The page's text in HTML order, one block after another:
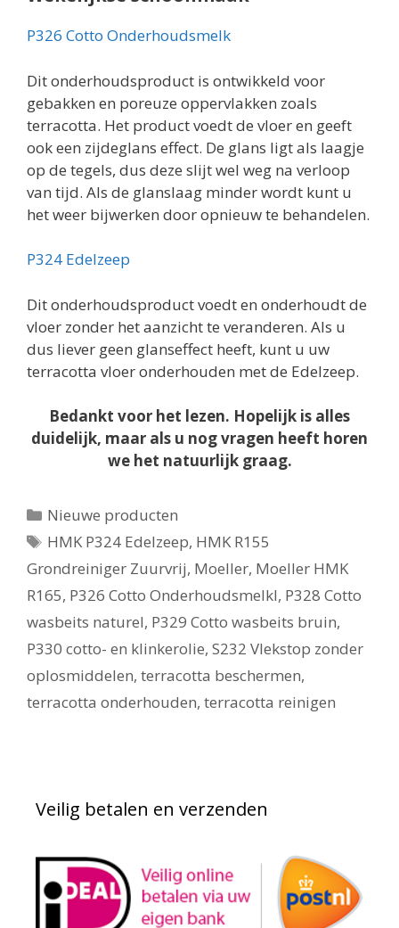
P326 Cotto Onderhoudsmelk
Dit onderhoudsproduct is ontwikkeld voor
gebakken en poreuze oppervlakken zoals
terracotta. Het product voedt de vloer en geeft
ook een zijdeglans effect. De glans ligt als laagje
op de tegels, dus deze slijt wel weg na verloop
van tijd. Als de glanslaag minder wordt kunt u
het weer bijwerken door opnieuw te behandelen.
P324 Edelzeep
Dit onderhoudsproduct voedt en onderhoudt de
vloer zonder het aanzicht te veranderen. Als u
dus liever geen glanseffect heeft, kunt u uw
terracotta vloer onderhouden met de Edelzeep.
Bedankt voor het lezen. Hopelijk is alles
duidelijk, maar als u nog vragen heeft horen
we het natuurlijk graag.
Categorieën
Nieuwe producten
Tags
HMK P324 Edelzeep, HMK R155
Grondreiniger Zuurvrij, Moeller, Moeller HMK
R165, P326 Cotto Onderhoudsmelkl, P328 Cotto
wasbeits naturel, P329 Cotto wasbeits bruin,
P330 cotto- en klinkerolie, S232 Vlekstop zonder
oplosmiddelen, terracotta beschermen,
terracotta onderhouden, terracotta reinigen
Veilig betalen en verzenden